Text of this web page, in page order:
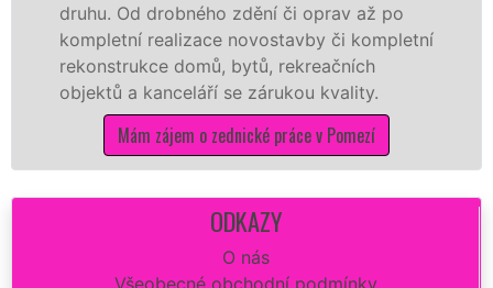
Od drobného zdění či oprav až po
realizace novostavby či kompletní
domů, bytů, rekreačních
a kanceláří se zárukou kvality.
Mám zájem o zednické práce v Pomezí
ODKAZY
O nás
Všeobecné obchodní podmínky